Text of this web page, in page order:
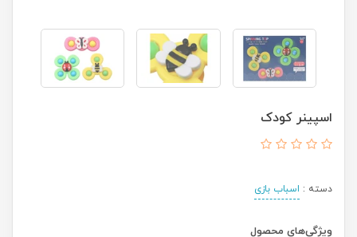
اسپینر کودک
دسته : اسباب بازی
ویژگی‌های محصول